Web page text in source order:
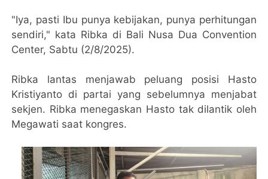
"Iya, pasti Ibu punya kebijakan, punya perhitungan
sendiri," kata Ribka di Bali Nusa Dua Convention
Center, Sabtu (2/8/2025).
Ribka lantas menjawab peluang posisi Hasto
Kristiyanto di partai yang sebelumnya menjabat
sekjen. Ribka menegaskan Hasto tak dilantik oleh
Megawati saat kongres.